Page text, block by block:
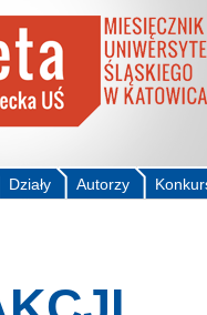
Autorzy
Działy